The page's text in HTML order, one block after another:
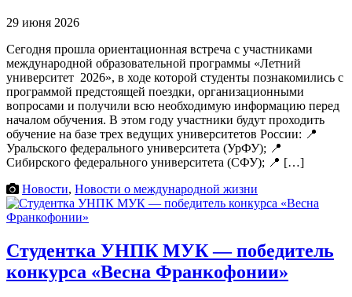
29 июня 2026
Сегодня прошла ориентационная встреча с участниками
международной образовательной программы «Летний
университет 2026», в ходе которой студенты познакомились с
программой предстоящей поездки, организационными
вопросами и получили всю необходимую информацию перед
началом обучения. В этом году участники будут проходить
обучение на базе трех ведущих университетов России: 📍
Уральского федерального университета (УрФУ); 📍
Сибирского федерального университета (СФУ); 📍 […]
Новости, Новости о международной жизни
Студентка УНПК МУК — победитель
конкурса «Весна Франкофонии»